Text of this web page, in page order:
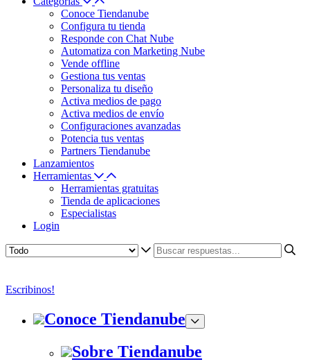
Conoce Tiendanube
Configura tu tienda
Responde con Chat Nube
Automatiza con Marketing Nube
Vende offline
Gestiona tus ventas
Personaliza tu diseño
Activa medios de pago
Activa medios de envío
Configuraciones avanzadas
Potencia tus ventas
Partners Tiendanube
Lanzamientos
Herramientas
Herramientas gratuitas
Tienda de aplicaciones
Especialistas
Login
Escribinos!
Conoce Tiendanube
Sobre Tiendanube